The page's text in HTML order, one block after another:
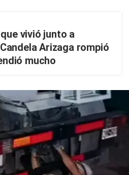
vivió junto a
Arizaga rompió
mucho